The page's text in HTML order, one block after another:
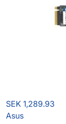
SEK 1,289.93
Asus